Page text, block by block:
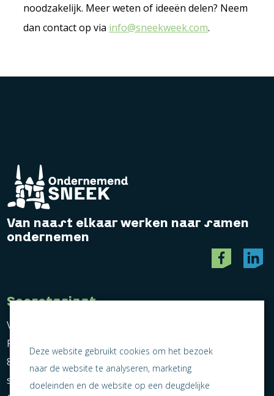
noodzakelijk. Meer weten of ideeën delen? Neem
dan contact op via info@sneekweek.com.
Van naast elkaar werken naar samen
ondernemen
Secretariaat
Vereniging Ondernemend Sneek
Postbus 464
8600 AL Sneek
secretariaat@ondernemendsneek.nl
Deze website gebruikt cookies om het bezoek
naar de website te analyseren, marketing
doeleinden en de website op een deugdelijke